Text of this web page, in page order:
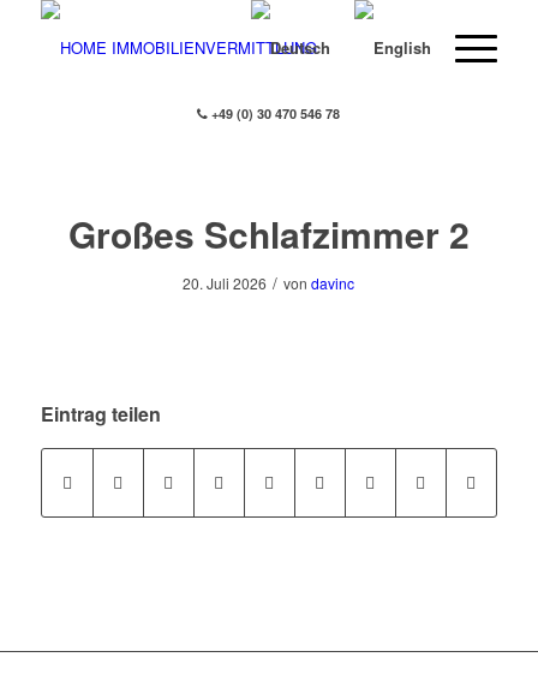
+49 (0) 30 470 546 78
Großes Schlafzimmer 2
20. Juli 2026 / vondavinc
Eintrag teilen